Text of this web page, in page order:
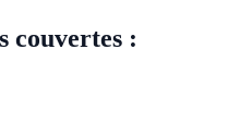
couvertes :